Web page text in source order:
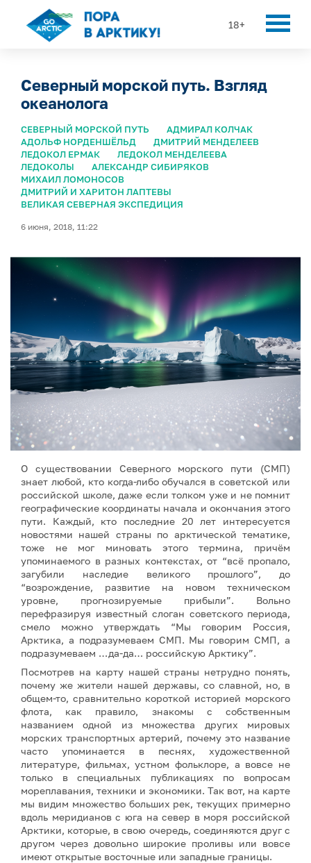
18+
Северный морской путь. Взгляд
океанолога
СЕВЕРНЫЙ МОРСКОЙ ПУТЬ
АДМИРАЛ КОЛЧАК
АДОЛЬФ НОРДЕНШЁЛЬД
ДМИТРИЙ МЕНДЕЛЕЕВ
ЛЕДОКОЛ ЕРМАК
ЛЕДОКОЛ МЕНДЕЛЕЕВА
ЛЕДОКОЛЫ
АЛЕКСАНДР СИБИРЯКОВ
МИХАИЛ ЛОМОНОСОВ
ДМИТРИЙ И ХАРИТОН ЛАПТЕВЫ
ВЕЛИКАЯ СЕВЕРНАЯ ЭКСПЕДИЦИЯ
6 июня, 2018, 11:22
О существовании Северного морского пути (СМП)
знает любой, кто когда-либо обучался в советской или
российской школе, даже если толком уже и не помнит
географические координаты начала и окончания этого
пути. Каждый, кто последние 20 лет интересуется
новостями нашей страны по арктической тематике,
тоже не мог миновать этого термина, причём
упоминаемого в разных контекстах, от “всё пропало,
загубили наследие великого прошлого”, до
“возрождение, развитие на новом техническом
уровне, прогнозируемые прибыли”. Вольно
перефразируя известный слоган советского периода,
смело можно утверждать “Мы говорим Россия,
Арктика, а подразумеваем СМП. Мы говорим СМП, а
подразумеваем …да-да… российскую Арктику”.
Посмотрев на карту нашей страны нетрудно понять,
почему же жители нашей державы, со славной, но, в
общем-то, сравнительно короткой историей морского
флота, как правило, знакомы с собственным
названием одной из множества других мировых
морских транспортных артерий, почему это название
часто упоминается в песнях, художественной
литературе, фильмах, устном фольклоре, а вовсе не
только в специальных публикациях по вопросам
мореплавания, техники и экономики. Так вот, на карте
мы видим множество больших рек, текущих примерно
вдоль меридианов с юга на север в моря российской
Арктики, которые, в свою очередь, соединяются друг с
другом через довольно широкие проливы или вовсе
имеют открытые восточные или западные границы.